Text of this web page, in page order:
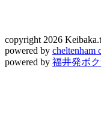
copyright 2026
powered by cheltenham
powered by 福井発ボ